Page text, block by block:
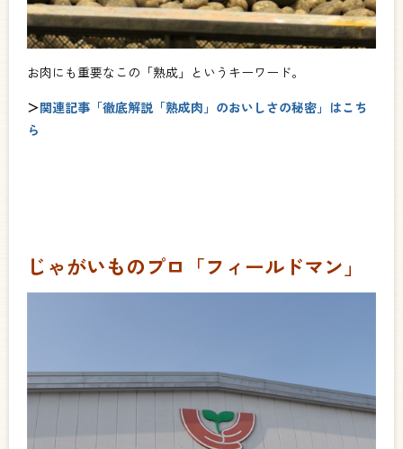
お肉にも重要なこの「熟成」というキーワード。
＞関連記事「徹底解説「熟成肉」のおいしさの秘密」はこち
ら
じゃがいものプロ「フィールドマン」